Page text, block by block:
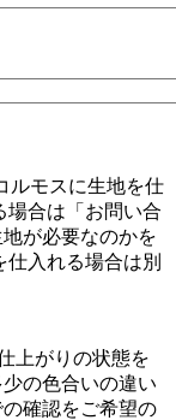
ルモスに生地を仕
場合は「お問い合
が必要なのかを
仕入れる場合は別
上がりの状態を
の色合いの違い
確認をご希望の